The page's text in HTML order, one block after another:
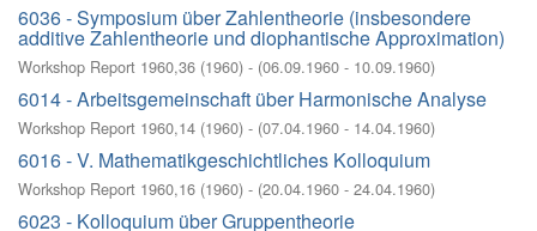
6036 - Symposium über Zahlentheorie (insbesondere
additive Zahlentheorie und diophantische Approximation)
Workshop Report 1960,36 (1960) - (06.09.1960 - 10.09.1960)
6014 - Arbeitsgemeinschaft über Harmonische Analyse
Workshop Report 1960,14 (1960) - (07.04.1960 - 14.04.1960)
6016 - V. Mathematikgeschichtliches Kolloquium
Workshop Report 1960,16 (1960) - (20.04.1960 - 24.04.1960)
6023 - Kolloquium über Gruppentheorie